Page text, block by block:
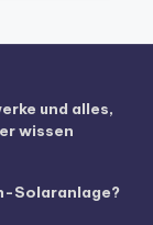
und alles,
wissen
Solaranlage?